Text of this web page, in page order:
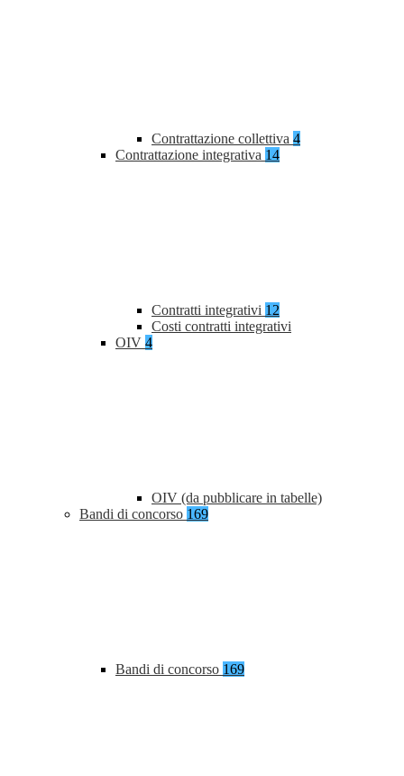
Contrattazione collettiva 4
Contrattazione integrativa 14
Contratti integrativi 12
Costi contratti integrativi
OIV 4
OIV (da pubblicare in tabelle)
Bandi di concorso 169
Bandi di concorso 169